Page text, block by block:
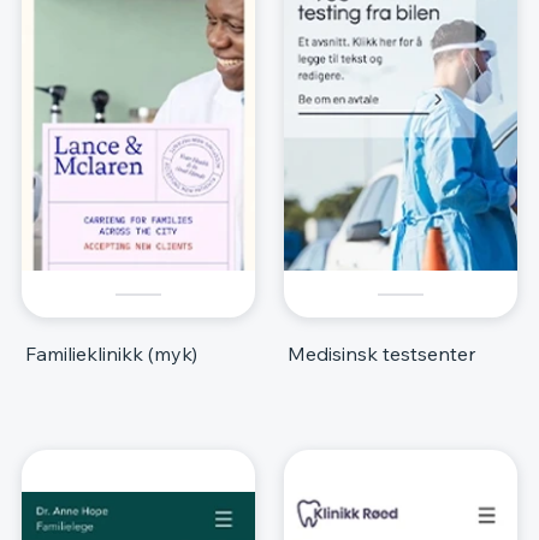
Familieklinikk (myk) Medisinsk testsenter